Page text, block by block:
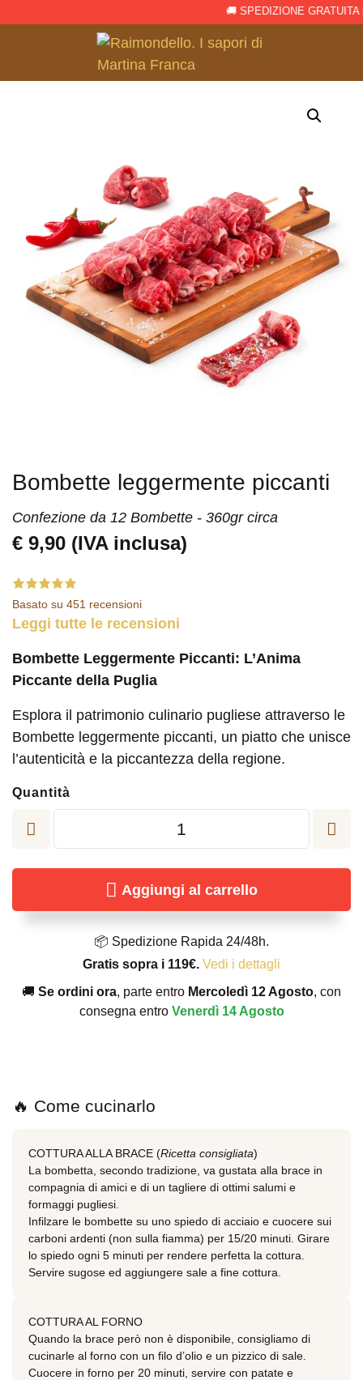
🚚 SPEDIZIONE GRATUITA
Bombette leggermente piccanti
Confezione da 12 Bombette - 360gr circa
€ 9,90 (IVA inclusa)
Basato su 451 recensioni
Leggi tutte le recensioni
Bombette Leggermente Piccanti: L’Anima
Piccante della Puglia
Esplora il patrimonio culinario pugliese attraverso le
Bombette leggermente piccanti, un piatto che unisce
l’autenticità e la piccantezza della regione.
Quantità
Aggiungi al carrello
📦 Spedizione Rapida 24/48h.
Gratis sopra i 119€. Vedi i dettagli
🚚 Se ordini ora, parte entro Mercoledì 12 Agosto, con
consegna entro Venerdì 14 Agosto
🔥 Come cucinarlo
COTTURA ALLA BRACE (Ricetta consigliata)
La bombetta, secondo tradizione, va gustata alla brace in
compagnia di amici e di un tagliere di ottimi salumi e
formaggi pugliesi.
Infilzare le bombette su uno spiedo di acciaio e cuocere sui
carboni ardenti (non sulla fiamma) per 15/20 minuti. Girare
lo spiedo ogni 5 minuti per rendere perfetta la cottura.
Servire sugose ed aggiungere sale a fine cottura.
COTTURA AL FORNO
Quando la brace però non è disponibile, consigliamo di
cucinarle al forno con un filo d’olio e un pizzico di sale.
Cuocere in forno per 20 minuti, servire con patate e